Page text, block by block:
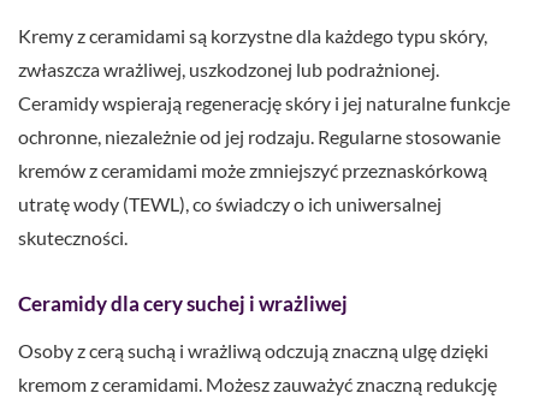
Kremy z ceramidami są korzystne dla każdego typu skóry,
zwłaszcza wrażliwej, uszkodzonej lub podrażnionej.
Ceramidy wspierają regenerację skóry i jej naturalne funkcje
ochronne, niezależnie od jej rodzaju. Regularne stosowanie
kremów z ceramidami może zmniejszyć przeznaskórkową
utratę wody (TEWL), co świadczy o ich uniwersalnej
skuteczności.
Ceramidy dla cery suchej i wrażliwej
Osoby z cerą suchą i wrażliwą odczują znaczną ulgę dzięki
kremom z ceramidami. Możesz zauważyć znaczną redukcję